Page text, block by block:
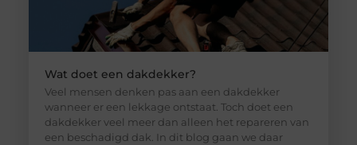
Wat doet een dakdekker?
Veel mensen denken pas aan een dakdekker
wanneer er een lekkage ontstaat. Toch doet een
dakdekker veel meer dan alleen het repareren van
een beschadigd dak. In dit blog gaan we daar